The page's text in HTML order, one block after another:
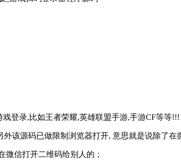
登录,比如王者荣耀,英雄联盟手游,手游CF等等!!!
该源码已做限制浏览器打开, 意思就是说除了在
微信打开二维码给别人的；